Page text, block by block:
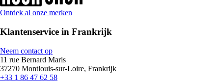
Ontdek al onze merken
Klantenservice in Frankrijk
Neem contact op
11 rue Bernard Maris
37270 Montlouis-sur-Loire, Frankrijk
+33 1 86 47 62 58